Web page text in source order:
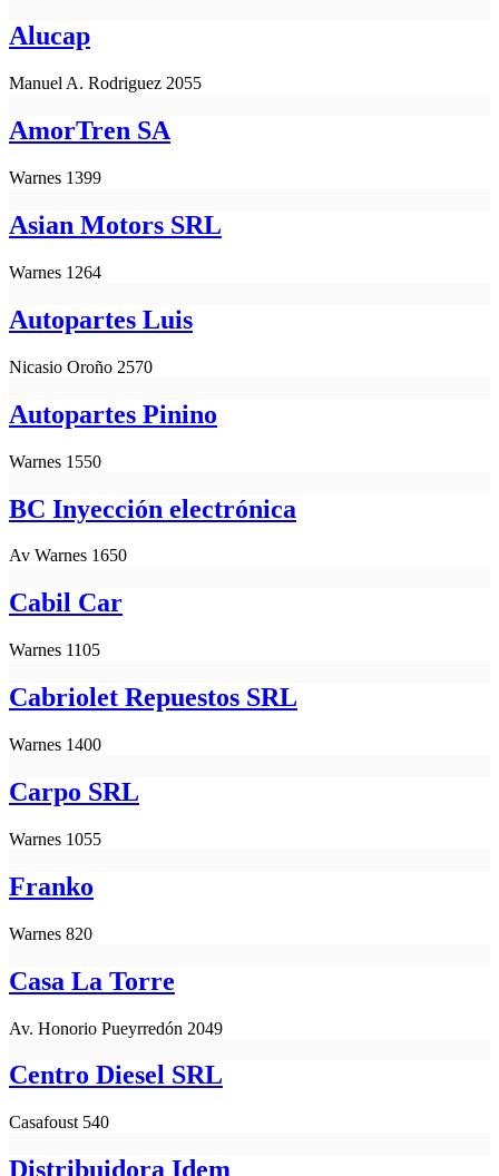
Alucap
Manuel A. Rodriguez 2055
AmorTren SA
Warnes 1399
Asian Motors SRL
Warnes 1264
Autopartes Luis
Nicasio Oroño 2570
Autopartes Pinino
Warnes 1550
BC Inyección electrónica
Av Warnes 1650
Cabil Car
Warnes 1105
Cabriolet Repuestos SRL
Warnes 1400
Carpo SRL
Warnes 1055
Franko
Warnes 820
Casa La Torre
Av. Honorio Pueyrredón 2049
Centro Diesel SRL
Casafoust 540
Distribuidora Idem